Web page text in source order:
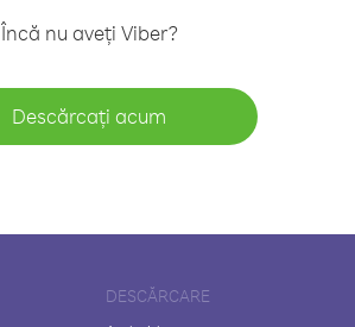
Încă nu aveți Viber?
Descărcați acum
DESCĂRCARE